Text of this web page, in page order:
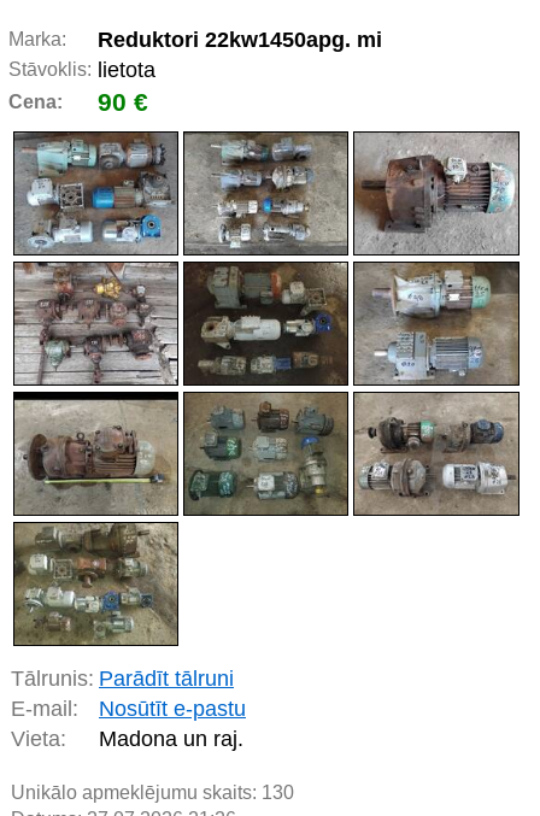
Marka: Reduktori 22kw1450apg. mi
Stāvoklis: lietota
Cena: 90 €
Tālrunis: Parādīt tālruni
E-mail:
Nosūtīt e-pastu
Vieta:
Madona un raj.
Unikālo apmeklējumu skaits: 130